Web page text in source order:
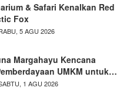
& Safari Kenalkan Red
Fox
5 AGU 2026
Margahayu Kencana
UMKM untuk…
1 AGU 2026